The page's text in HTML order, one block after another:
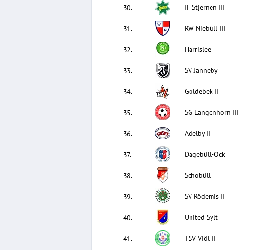
30. IF Stjernen III
31. RW Niebüll III
32. Harrislee
33. SV Janneby
34. Goldebek II
35. SG Langenhorn III
36. Adelby II
37. Dagebüll-Ock
38. Schobüll
39. SV Rödemis II
40. United Sylt
41. TSV Viöl II